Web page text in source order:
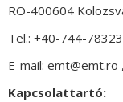
RO-400604
Tel.: +40-744-
E-mail:
Kapcsolattartó: